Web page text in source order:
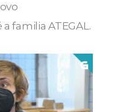
familia ATEGAL.